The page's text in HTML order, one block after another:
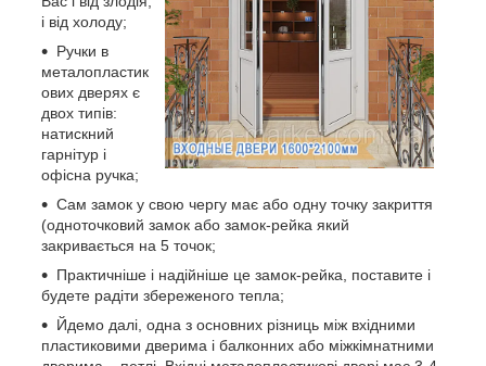
і від холоду;
Ручки в
металопластик
ових дверях є
двох типів:
натискний
гарнітур і
офісна ручка;
Сам замок у свою чергу має або одну точку закриття
(одноточковий замок або замок-рейка який
закривається на 5 точок;
Практичніше і надійніше це замок-рейка, поставите і
будете радіти збереженого тепла;
Йдемо далі, одна з основних різниць між вхідними
пластиковими дверима і балконних або міжкімнатними